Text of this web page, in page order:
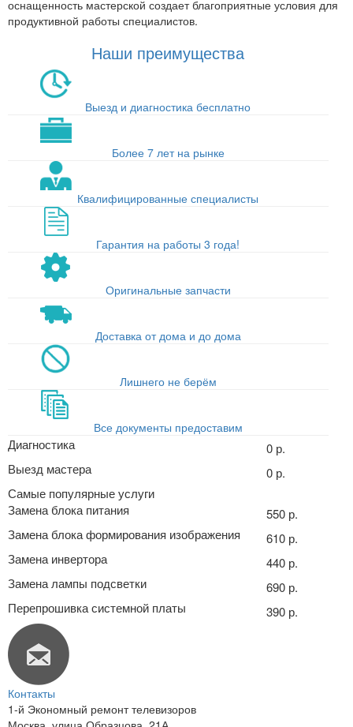
оснащенность мастерской создает благоприятные условия для
продуктивной работы специалистов.
Наши преимущества
Выезд и диагностика бесплатно
Более 7 лет на рынке
Квалифицированные специалисты
Гарантия на работы 3 года!
Оригинальные запчасти
Доставка от дома и до дома
Лишнего не берём
Все документы предоставим
Диагностика
0 р.
Выезд мастера
0 р.
Самые популярные услуги
Замена блока питания
550 р.
Замена блока формирования изображения
610 р.
Замена инвертора
440 р.
Замена лампы подсветки
690 р.
Перепрошивка системной платы
390 р.
Контакты
1-й Экономный ремонт телевизоров